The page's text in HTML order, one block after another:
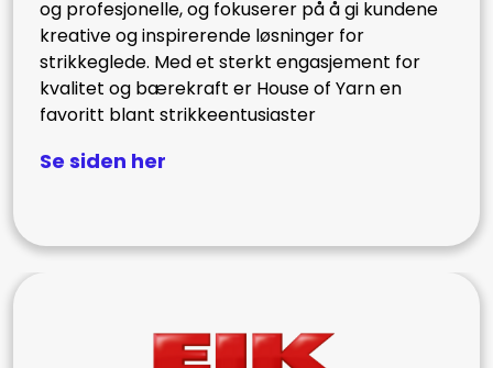
og profesjonelle, og fokuserer på å gi kundene
kreative og inspirerende løsninger for
strikkeglede. Med et sterkt engasjement for
kvalitet og bærekraft er House of Yarn en
favoritt blant strikkeentusiaster
Se siden her